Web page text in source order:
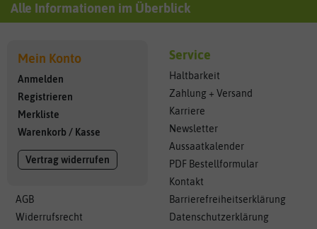
Alle Informationen im Überblick
Mein Konto
Anmelden
Registrieren
Merkliste
Warenkorb / Kasse
Vertrag widerrufen
AGB
Widerrufsrecht
Service
Haltbarkeit
Zahlung + Versand
Karriere
Newsletter
Aussaatkalender
PDF Bestellformular
Kontakt
Barrierefreiheitserklärung
Datenschutzerklärung